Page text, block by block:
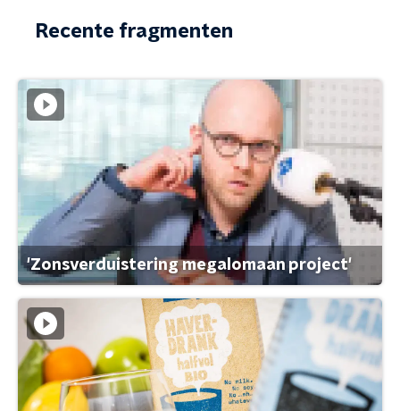
Recente fragmenten
'Zonsverduistering megalomaan project'